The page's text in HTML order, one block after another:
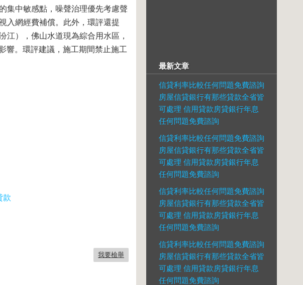
集中敏感點，噪聲治理優先考慮聲
入網經費補償。此外，環評還提
江），佛山水道現為綜合用水區，
響。環評建議，施工期間禁止施工
款
我要檢舉
最新文章
信貸利率比較任何問題免費諮詢
房屋信貸銀行有那些貸款全省皆
可處理 信用貸款房貸銀行年息
任何問題免費諮詢
信貸利率比較任何問題免費諮詢
房屋信貸銀行有那些貸款全省皆
可處理 信用貸款房貸銀行年息
任何問題免費諮詢
信貸利率比較任何問題免費諮詢
房屋信貸銀行有那些貸款全省皆
可處理 信用貸款房貸銀行年息
任何問題免費諮詢
信貸利率比較任何問題免費諮詢
房屋信貸銀行有那些貸款全省皆
可處理 信用貸款房貸銀行年息
任何問題免費諮詢